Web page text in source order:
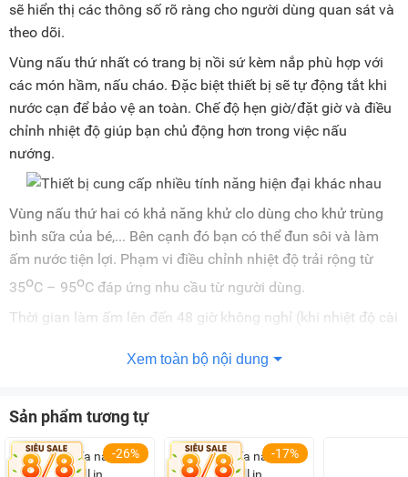
sẽ hiển thị các thông số rõ ràng cho người dùng quan sát và
theo dõi.
Vùng nấu thứ nhất có trang bị nồi sứ kèm nắp phù hợp với
các món hầm, nấu cháo. Đặc biệt thiết bị sẽ tự động tắt khi
nước cạn để bảo vệ an toàn. Chế độ hẹn giờ/đặt giờ và điều
chỉnh nhiệt độ giúp bạn chủ động hơn trong việc nấu
nướng.
Vùng nấu thứ hai có khả năng khử clo dùng cho khử trùng
bình sữa của bé,... Bên cạnh đó bạn có thể đun sôi và làm
ấm nước tiện lợi. Phạm vi điều chỉnh nhiệt độ trải rộng từ
35oC – 95oC đáp ứng nhu cầu từ người dùng.
Thời gian làm ấm lên đến 48 giờ không nghỉ (khi nhiệt độ cài
nhiệt độ chính xác đến từng độ C. Vùng nấu cũng có chế độ
thiết bị.
Lưu ý:Hình ảnh sản phẩm chỉ có tính chất minh họa, chi tiết
sản phẩm, màu sắc có thể thay đổi tùy theo sản phẩm thực
Xem toàn bộ nội dung
Sản phẩm tương tự
-26% -17%